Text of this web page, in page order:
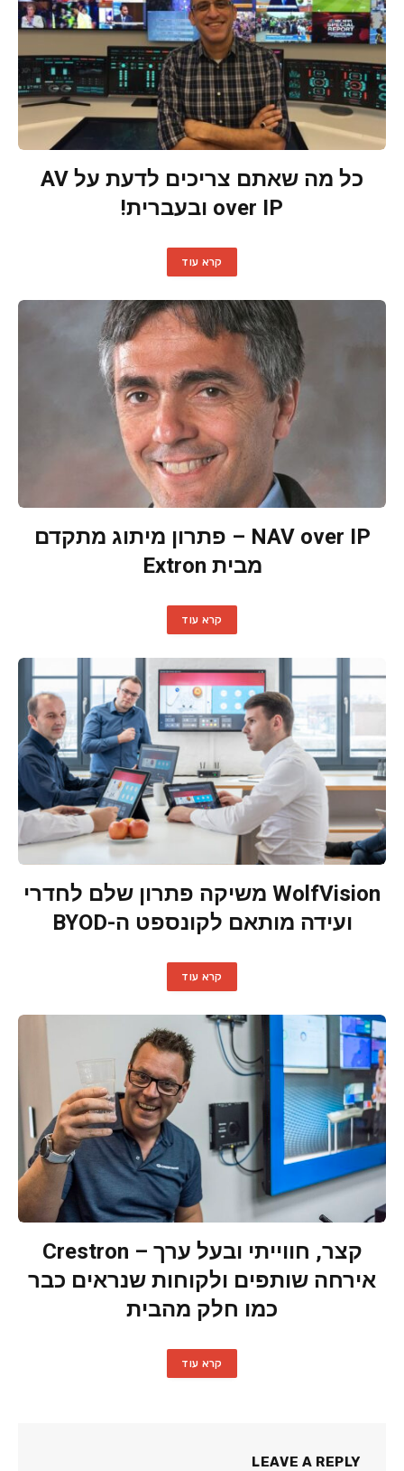
כל מה שאתם צריכים לדעת על AV
over IP ובעברית!
קרא עוד
NAV over IP – פתרון מיתוג מתקדם
מבית Extron
קרא עוד
WolfVision משיקה פתרון שלם לחדרי
ועידה מותאם לקונספט ה-BYOD
קרא עוד
קצר, חווייתי ובעל ערך – Crestron
אירחה שותפים ולקוחות שנראים כבר
כמו חלק מהבית
קרא עוד
LEAVE A REPLY